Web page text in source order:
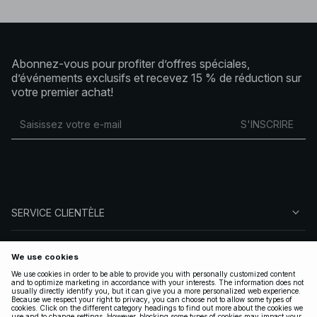
Abonnez-vous pour profiter d’offres spéciales,
d’événements exclusifs et recevez 15 % de réduction sur
votre premier achat!
S'INSCRIRE
SERVICE CLIENTÈLE
SUIVEZ-NOUS